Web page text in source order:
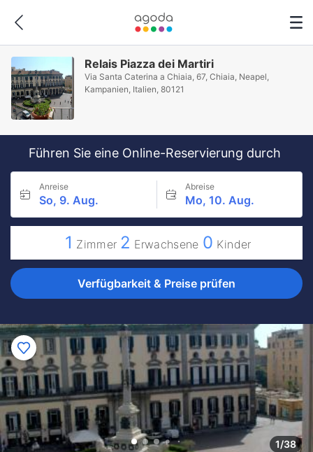
Relais Piazza dei Martiri
Via Santa Caterina a Chiaia, 67, Chiaia, Neapel,
Kampanien, Italien, 80121
Führen Sie eine Online-Reservierung durch
Anreise
So, 9. Aug.
Abreise
Mo, 10. Aug.
1 Zimmer 2 Erwachsene 0 Kinder
Verfügbarkeit & Preise prüfen
1/38